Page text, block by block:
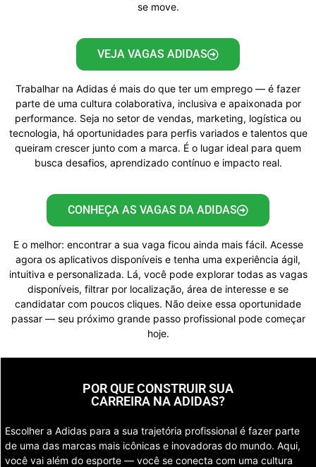
se move.
VEJA VAGAS ADIDAS
Trabalhar na Adidas é mais do que ter um emprego — é fazer
parte de uma cultura colaborativa, inclusiva e apaixonada por
performance. Seja no setor de vendas, marketing, logística ou
tecnologia, há oportunidades para perfis variados e talentos que
queiram crescer junto com a marca. É o lugar ideal para quem
busca desafios, aprendizado contínuo e impacto real.
CONHEÇA AS VAGAS DA ADIDAS
E o melhor: encontrar a sua vaga ficou ainda mais fácil. Acesse
agora os aplicativos disponíveis e tenha uma experiência ágil,
intuitiva e personalizada. Lá, você pode explorar todas as vagas
disponíveis, filtrar por localização, área de interesse e se
candidatar com poucos cliques. Não deixe essa oportunidade
passar — seu próximo grande passo profissional pode começar
hoje.
POR QUE CONSTRUIR SUA
CARREIRA NA ADIDAS?
Escolher a Adidas para a sua trajetória profissional é fazer parte
de uma das marcas mais icônicas e inovadoras do mundo. Aqui,
você vai além do esporte — você se conecta com uma cultura